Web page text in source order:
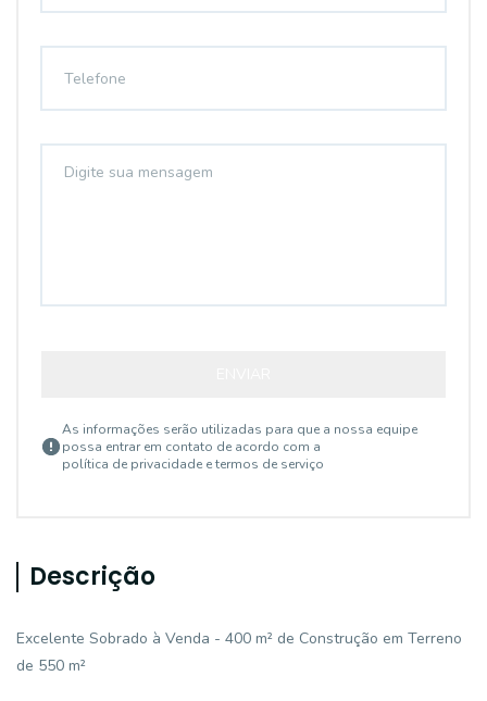
As informações serão utilizadas para que a nossa equipe
possa entrar em contato de acordo com a
política de privacidade e termos de serviço
Descrição
Excelente Sobrado à Venda - 400 m² de Construção em Terreno
de 550 m²